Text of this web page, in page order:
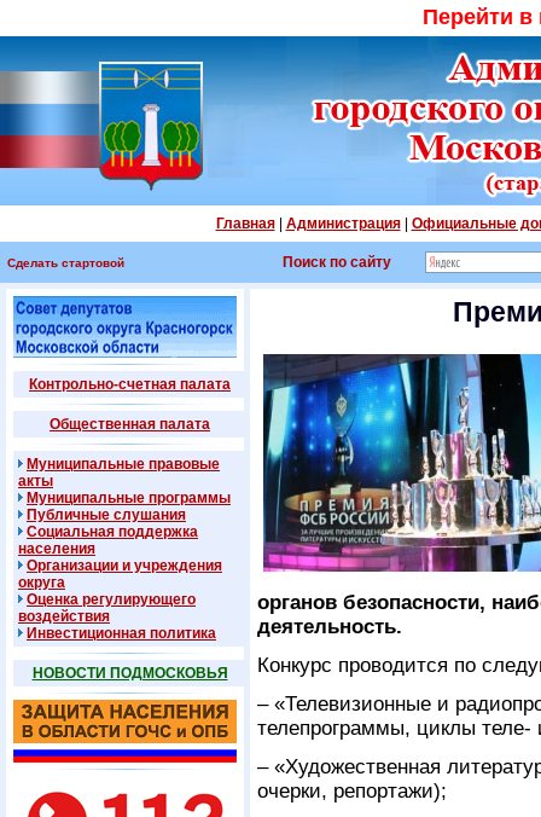
Перейти
Главная| Администрация| Официальные
Сделать стартовой Поиск по сайту
Контрольно-счетная палата
Общественная палата
Муниципальные правовые
акты
Муниципальные программы
Публичные слушания
Социальная поддержка
населения
Организации и учреждения
округа
Оценка регулирующего
воздействия
Инвестиционная политика
НОВОСТИ ПОДМОСКОВЬЯ
органов безопасности,
деятельность.
Конкурс проводится по
– «Телевизионные и
телепрограммы, циклы теле-
– «Художественная
очерки, репортажи);